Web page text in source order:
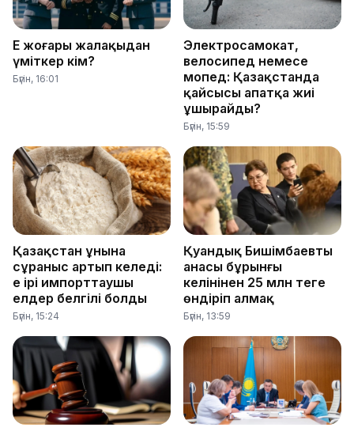
Ең жоғары жалақыдан
үміткер кім?
Бүгін, 16:01
Электросамокат,
велосипед немесе
мопед: Қазақстанда
қайсысы апатқа жиі
ұшырайды?
Бүгін, 15:59
Қазақстан ұнына
сұраныс артып келеді:
ең ірі импорттаушы
елдер белгілі болды
Бүгін, 15:24
Қуандық Бишімбаевтың
анасы бұрынғы
келінінен 25 млн теңге
өндіріп алмақ
Бүгін, 13:59